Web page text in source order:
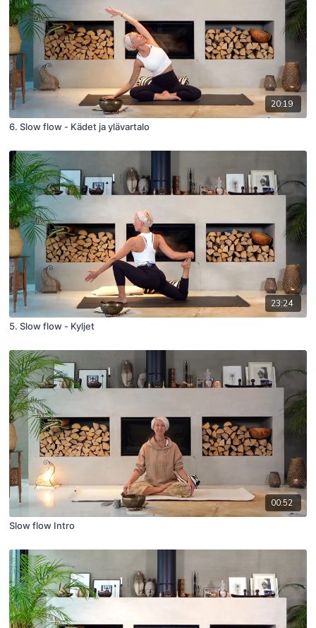
20:19
6. Slow flow - Kädet ja ylävartalo
23:24
5. Slow flow - Kyljet
00:52
Slow flow Intro